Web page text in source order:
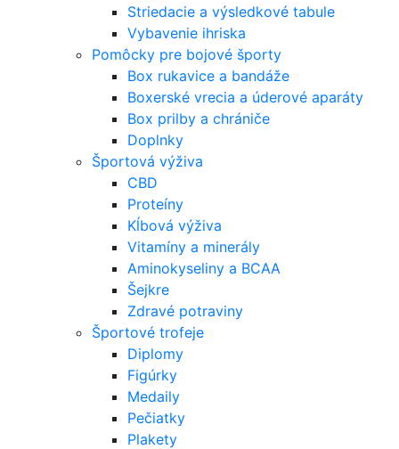
Striedacie a výsledkové tabule
Vybavenie ihriska
Pomôcky pre bojové športy
Box rukavice a bandáže
Boxerské vrecia a úderové aparáty
Box prilby a chrániče
Doplnky
Športová výživa
CBD
Proteíny
Kĺbová výživa
Vitamíny a minerály
Aminokyseliny a BCAA
Šejkre
Zdravé potraviny
Športové trofeje
Diplomy
Figúrky
Medaily
Pečiatky
Plakety